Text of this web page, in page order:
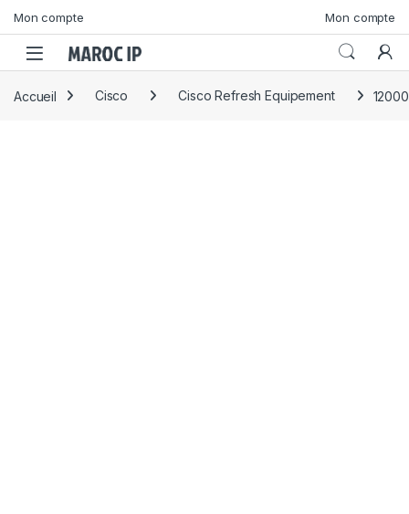
Mon compte Mon compte
Accueil Cisco Cisco Refresh Equipement